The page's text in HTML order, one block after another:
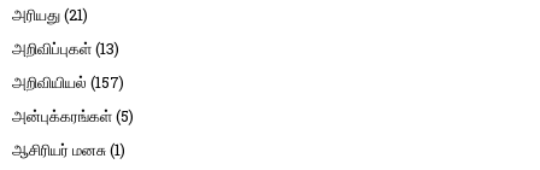
அரியது(21)
அறிவிப்புகள்(13)
அறிவியியல் (157)
அன்புக்கரங்கள்(5)
ஆசிரியர் மனசு(1)